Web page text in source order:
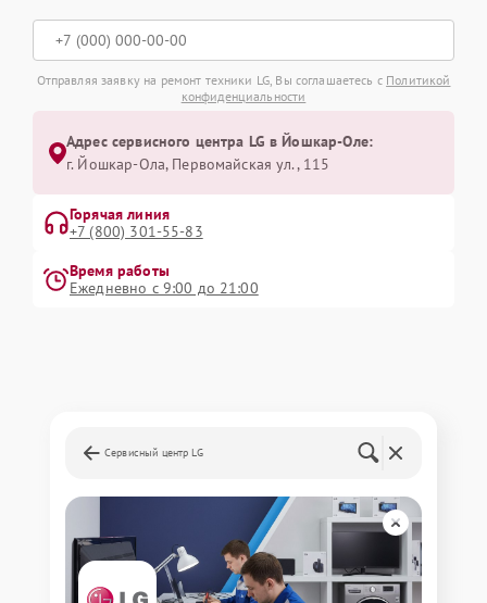
Отправляя заявку на ремонт техники LG, Вы соглашаетесь с Политикой
конфиденциальности
Адрес сервисного центра LG в Йошкар-Оле:
г. Йошкар-Ола, Первомайская ул., 115
Горячая линия
+7 (800) 301-55-83
Время работы
Ежедневно с 9:00 до 21:00
Сервисный центр LG